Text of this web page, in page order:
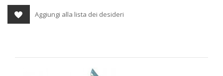
Aggiungi alla lista dei desideri